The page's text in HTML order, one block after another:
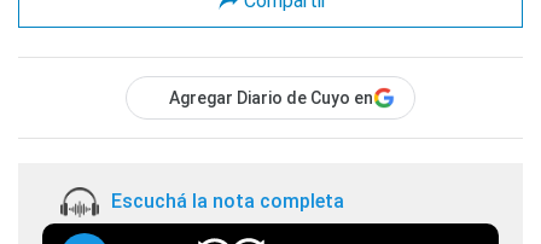
Agregar Diario de Cuyo en
Escuchá la nota completa